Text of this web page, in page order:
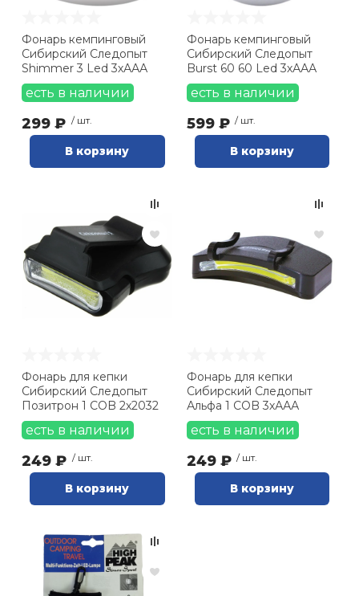
Ролики для
Упоры для
Утяжелители
Аксессуары
йоги
Медболы
Фонарь кемпинговый
Сибирский Следопыт
Shimmer 3 Led 3хААА
есть в наличии
299 ₽ / шт.
В корзину
Фонарь кемпинговый
Сибирский Следопыт
Burst 60 60 Led 3хААА
есть в наличии
599 ₽ / шт.
В корзину
Фонарь для кепки
Сибирский Следопыт
Позитрон 1 COB 2х2032
есть в наличии
249 ₽ / шт.
В корзину
Фонарь для кепки
Сибирский Следопыт
Альфа 1 COB 3хААА
есть в наличии
249 ₽ / шт.
В корзину